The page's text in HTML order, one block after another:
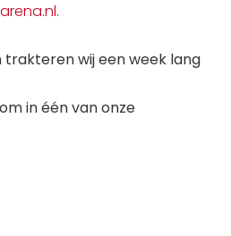
.
wij een week lang
in één van onze